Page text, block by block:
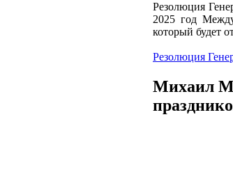
Резолюция
2025 год
который будет
Резолюция
Михаил